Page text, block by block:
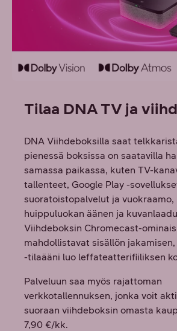
Tilaa DNA TV ja
DNA Viihdeboksilla saat
pienessä boksissa on saatavilla
samassa paikassa, kuten TV-
tallenteet, Google Play -
suoratoistopalvelut ja vuokraamo,
huippuluokan äänen ja
Viihdeboksin Chromecast-
mahdollistavat sisällön
-tilaääni luo leffateatterifiiliksen
Palveluun saa myös rajattoman
verkkotallennuksen, jonka voit
suoraan viihdeboksin omasta
7,90 €/kk.